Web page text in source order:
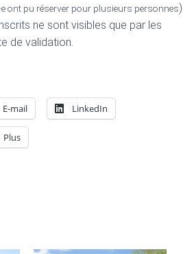
ont pu réserver pour plusieurs personnes)
ne sont visibles que par les
de validation.
E-mail LinkedIn
Plus